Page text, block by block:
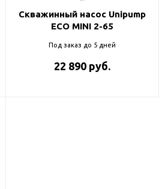
Скважинный насос Unipump
ECO MINI 2-65
Под заказ до 5 дней
22 890 руб.